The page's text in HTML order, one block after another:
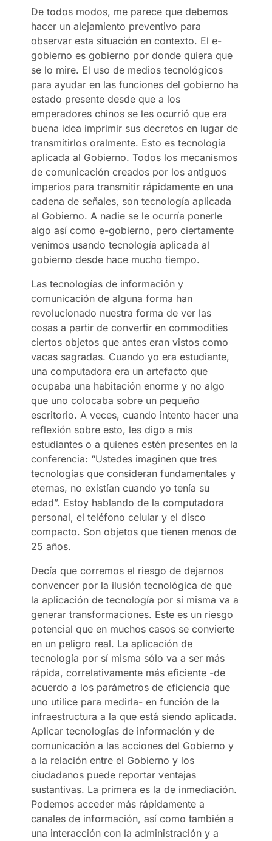
De todos modos, me parece que debemos
hacer un alejamiento preventivo para
observar esta situación en contexto. El e-
gobierno es gobierno por donde quiera que
se lo mire. El uso de medios tecnológicos
para ayudar en las funciones del gobierno ha
estado presente desde que a los
emperadores chinos se les ocurrió que era
buena idea imprimir sus decretos en lugar de
transmitirlos oralmente. Esto es tecnología
aplicada al Gobierno. Todos los mecanismos
de comunicación creados por los antiguos
imperios para transmitir rápidamente en una
cadena de señales, son tecnología aplicada
al Gobierno. A nadie se le ocurría ponerle
algo así como e-gobierno, pero ciertamente
venimos usando tecnología aplicada al
gobierno desde hace mucho tiempo.
Las tecnologías de información y
comunicación de alguna forma han
revolucionado nuestra forma de ver las
cosas a partir de convertir en commodities
ciertos objetos que antes eran vistos como
vacas sagradas. Cuando yo era estudiante,
una computadora era un artefacto que
ocupaba una habitación enorme y no algo
que uno colocaba sobre un pequeño
escritorio. A veces, cuando intento hacer una
reflexión sobre esto, les digo a mis
estudiantes o a quienes estén presentes en la
conferencia: “Ustedes imaginen que tres
tecnologías que consideran fundamentales y
eternas, no existían cuando yo tenía su
edad”. Estoy hablando de la computadora
personal, el teléfono celular y el disco
compacto. Son objetos que tienen menos de
25 años.
Decía que corremos el riesgo de dejarnos
convencer por la ilusión tecnológica de que
la aplicación de tecnología por sí misma va a
generar transformaciones. Este es un riesgo
potencial que en muchos casos se convierte
en un peligro real. La aplicación de
tecnología por sí misma sólo va a ser más
rápida, correlativamente más eficiente -de
acuerdo a los parámetros de eficiencia que
uno utilice para medirla- en función de la
infraestructura a la que está siendo aplicada.
Aplicar tecnologías de información y de
comunicación a las acciones del Gobierno y
a la relación entre el Gobierno y los
ciudadanos puede reportar ventajas
sustantivas. La primera es la de inmediación.
Podemos acceder más rápidamente a
canales de información, así como también a
una interacción con la administración y a